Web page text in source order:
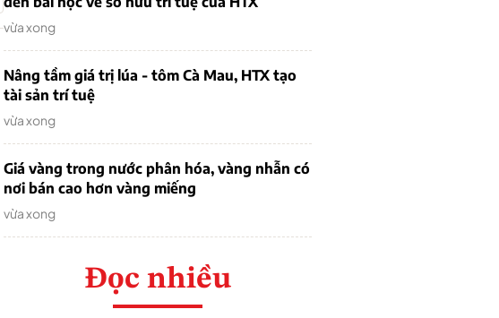
vừa xong
Nâng tầm giá trị lúa - tôm Cà Mau, HTX tạo
tài sản trí tuệ
vừa xong
Giá vàng trong nước phân hóa, vàng nhẫn có
nơi bán cao hơn vàng miếng
vừa xong
Đọc nhiều